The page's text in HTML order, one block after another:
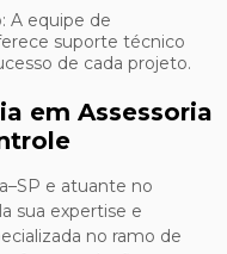
suporte técnico
de cada projeto.
em Assessoria
e atuante no
sua expertise e
no ramo de